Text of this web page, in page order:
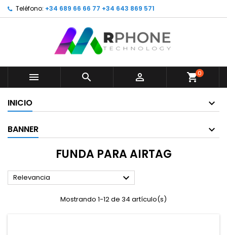
Teléfono: +34 689 66 66 77 +34 643 869 571
   shopping_cart0
INICIO
BANNER
FUNDA PARA AIRTAG
Relevancia 
Mostrando 1-12 de 34 artículo(s)